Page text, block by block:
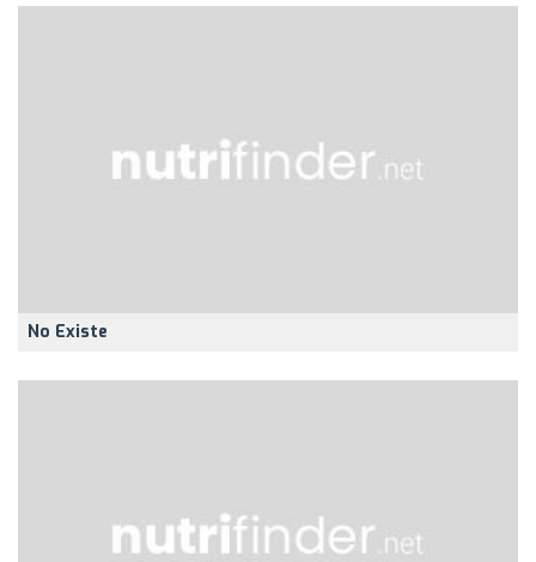
No Existe